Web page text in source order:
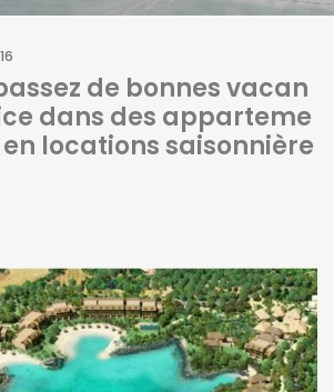
de bonnes vacan
dans des apparteme
locations saisonnière